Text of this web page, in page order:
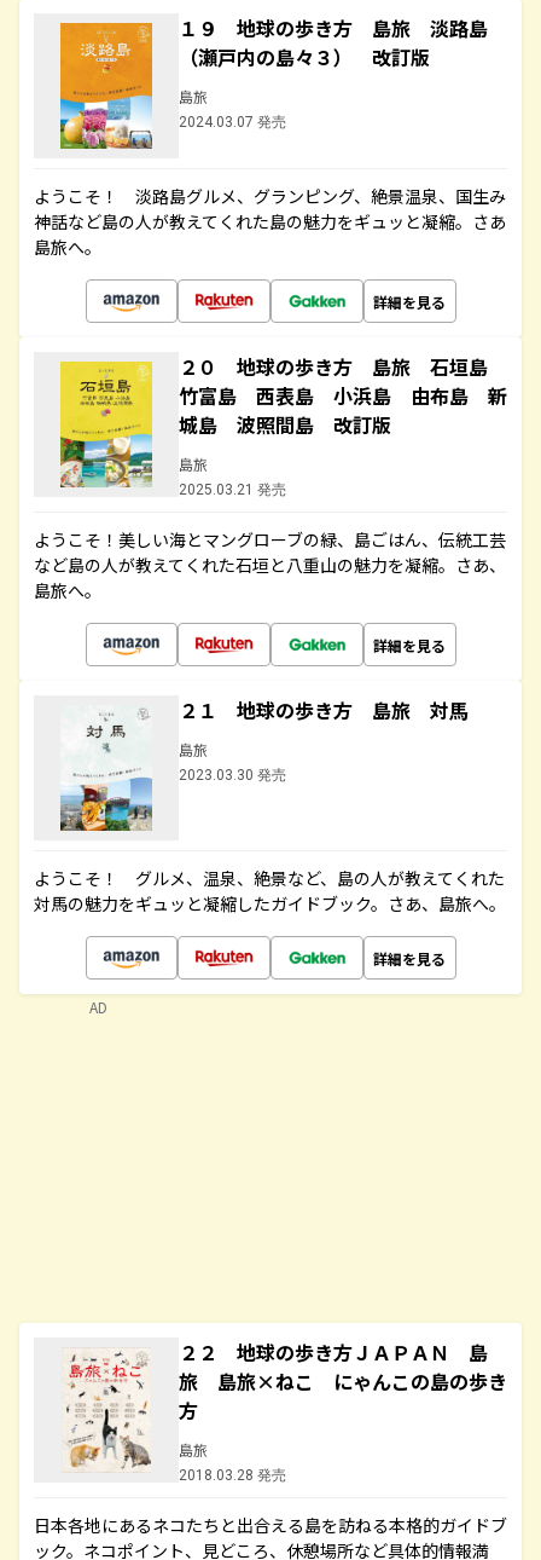
１９ 地球の歩き方 島旅 淡路島
（瀬戸内の島々３） 改訂版
島旅
2024.03.07 発売
ようこそ！ 淡路島グルメ、グランピング、絶景温泉、国生み
神話など島の人が教えてくれた島の魅力をギュッと凝縮。さあ
島旅へ。
詳細を見る
２０ 地球の歩き方 島旅 石垣島
竹富島 西表島 小浜島 由布島 新
城島 波照間島 改訂版
島旅
2025.03.21 発売
ようこそ！美しい海とマングローブの緑、島ごはん、伝統工芸
など島の人が教えてくれた石垣と八重山の魅力を凝縮。さあ、
島旅へ。
詳細を見る
２１ 地球の歩き方 島旅 対馬
島旅
2023.03.30 発売
ようこそ！ グルメ、温泉、絶景など、島の人が教えてくれた
対馬の魅力をギュッと凝縮したガイドブック。さあ、島旅へ。
詳細を見る
２２ 地球の歩き方ＪＡＰＡＮ 島
旅 島旅×ねこ にゃんこの島の歩き
方
島旅
2018.03.28 発売
日本各地にあるネコたちと出合える島を訪ねる本格的ガイドブ
ック。ネコポイント、見どころ、休憩場所など具体的情報満
AD